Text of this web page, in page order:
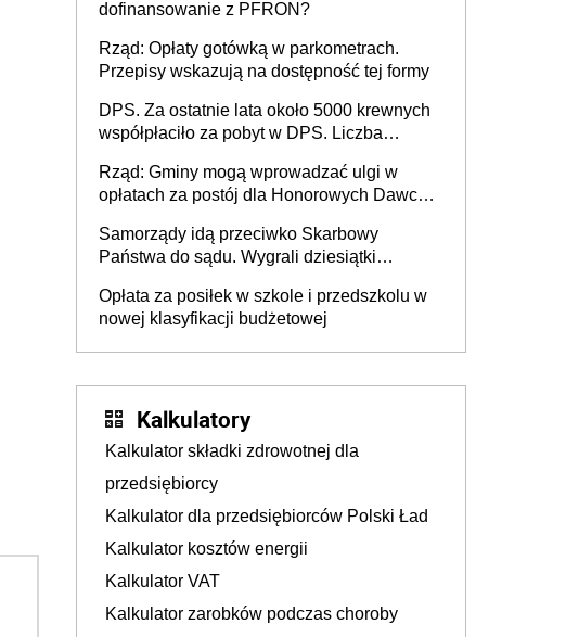
dofinansowanie z PFRON?
Rząd: Opłaty gotówką w parkometrach.
Przepisy wskazują na dostępność tej formy
DPS. Za ostatnie lata około 5000 krewnych
współpłaciło za pobyt w DPS. Liczba
Rząd: Gminy mogą wprowadzać ulgi w
opłatach za postój dla Honorowych Dawców
Samorządy idą przeciwko Skarbowy
Państwa do sądu. Wygrali dziesiątki
Opłata za posiłek w szkole i przedszkolu w
nowej klasyfikacji budżetowej
Kalkulatory
Kalkulator składki zdrowotnej dla
przedsiębiorcy
Kalkulator dla przedsiębiorców Polski Ład
Kalkulator kosztów energii
Kalkulator VAT
Kalkulator zarobków podczas choroby